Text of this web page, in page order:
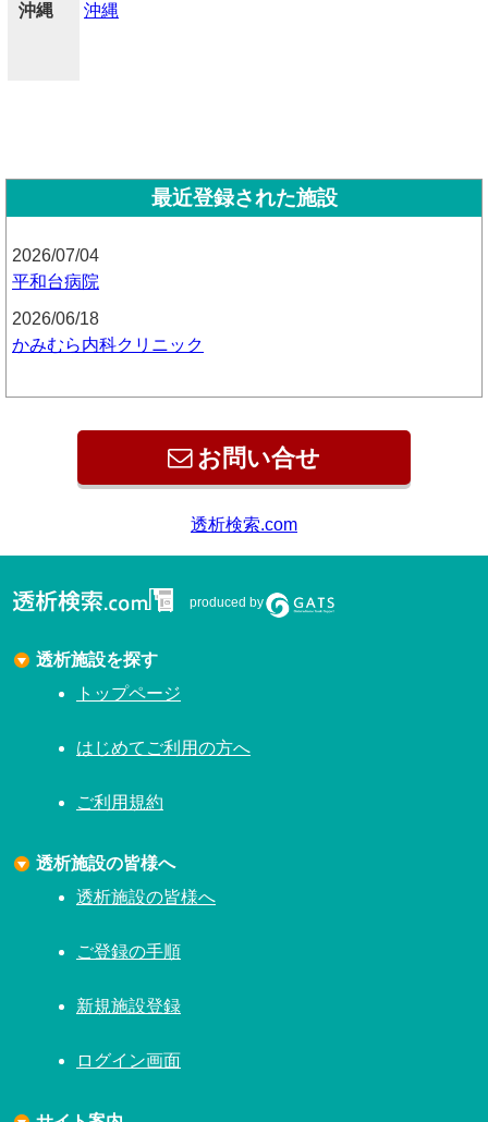
沖縄 沖縄
最近登録された施設
2026/07/04
平和台病院
2026/06/18
かみむら内科クリニック
お問い合せ
produced by
透析施設を探す
トップページ
はじめてご利用の方へ
ご利用規約
透析施設の皆様へ
透析施設の皆様へ
ご登録の手順
新規施設登録
ログイン画面
サイト案内